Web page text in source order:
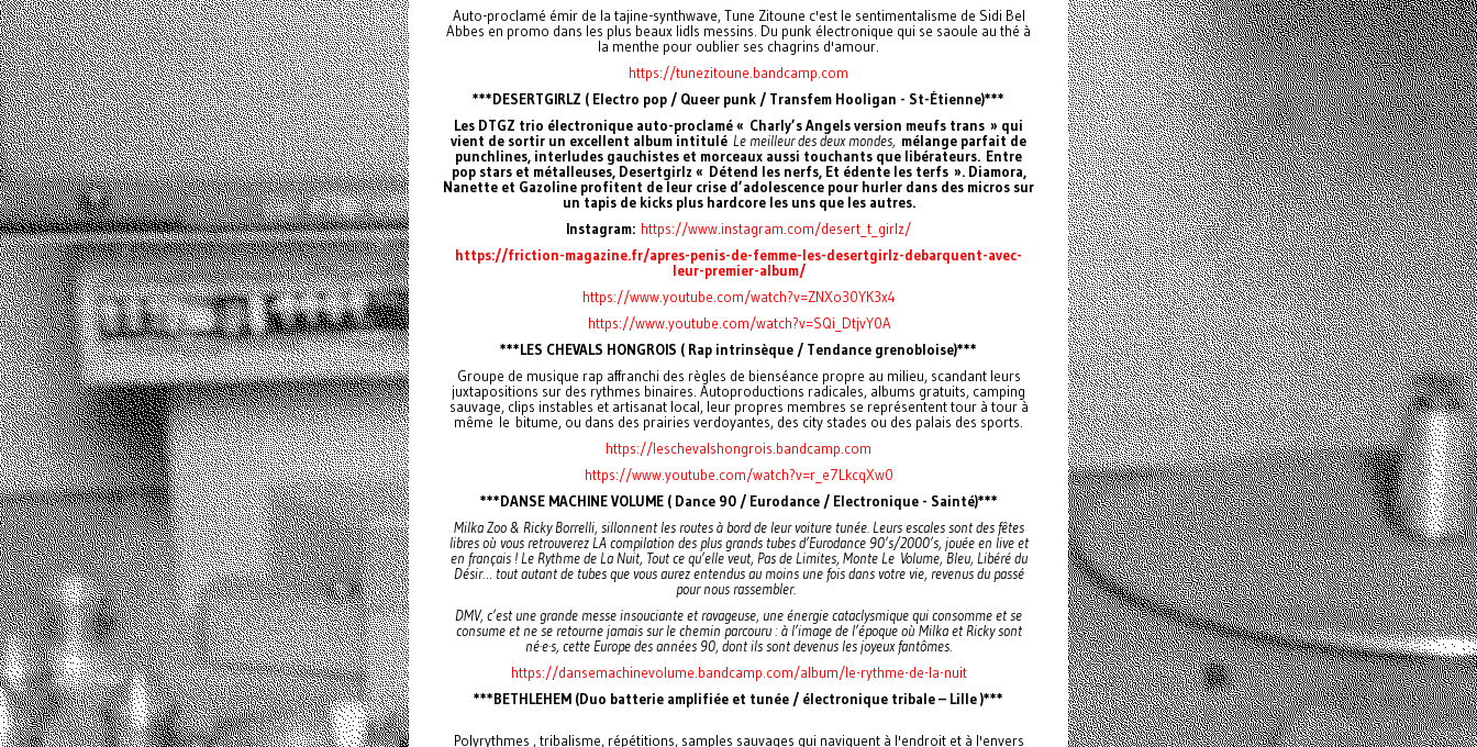
Auto-proclamé émir de la tajine-synthwave, Tune Zitoune c'est le sentimentalisme de Sidi Bel
Abbes en promo dans les plus beaux lidls messins. Du punk électronique qui se saoule au thé à
la menthe pour oublier ses chagrins d'amour.
https://tunezitoune.bandcamp.com
***DESERTGIRLZ ( Electro pop / Queer punk / Transfem Hooligan - St-Étienne)***
Les DTGZ trio électronique auto-proclamé « Charly’s Angels version meufs trans » qui
vient de sortir un excellent album intitulé Le meilleur des deux mondes, mélange parfait de
punchlines, interludes gauchistes et morceaux aussi touchants que libérateurs. Entre
pop stars et métalleuses, Desertgirlz « Détend les nerfs, Et édente les terfs ». Diamora,
Nanette et Gazoline profitent de leur crise d’adolescence pour hurler dans des micros sur
un tapis de kicks plus hardcore les uns que les autres.
Instagram: https://www.instagram.com/desert_t_girlz/
https://friction-magazine.fr/apres-penis-de-femme-les-desertgirlz-debarquent-avec-
leur-premier-album/
https://www.youtube.com/watch?v=ZNXo30YK3x4
https://www.youtube.com/watch?v=SQi_DtjvY0A
***LES CHEVALS HONGROIS ( Rap intrinsèque / Tendance grenobloise)***
Groupe de musique rap affranchi des règles de bienséance propre au milieu, scandant leurs
juxtapositions sur des rythmes binaires. Autoproductions radicales, albums gratuits, camping
sauvage, clips instables et artisanat local, leur propres membres se représentent tour à tour à
même le bitume, ou dans des prairies verdoyantes, des city stades ou des palais des sports.
https://leschevalshongrois.bandcamp.com
https://www.youtube.com/watch?v=r_e7LkcqXw0
***DANSE MACHINE VOLUME ( Dance 90 / Eurodance / Electronique - Sainté)***
Milka Zoo & Ricky Borrelli, sillonnent les routes à bord de leur voiture tunée. Leurs escales sont des fêtes
libres où vous retrouverez LA compilation des plus grands tubes d’Eurodance 90’s/2000’s, jouée en live et
en français ! Le Rythme de La Nuit, Tout ce qu’elle veut, Pas de Limites, Monte Le Volume, Bleu, Libéré du
Désir… tout autant de tubes que vous aurez entendus au moins une fois dans votre vie, revenus du passé
pour nous rassembler.
DMV, c’est une grande messe insouciante et ravageuse, une énergie cataclysmique qui consomme et se
consume et ne se retourne jamais sur le chemin parcouru : à l’image de l’époque où Milka et Ricky sont
né·e·s, cette Europe des années 90, dont ils sont devenus les joyeux fantômes.
https://dansemachinevolume.bandcamp.com/album/le-rythme-de-la-nuit
***BETHLEHEM (Duo batterie amplifiée et tunée / électronique tribale – Lille )***
Polyrythmes , tribalisme, répétitions, samples sauvages qui naviguent à l'endroit et à l'envers